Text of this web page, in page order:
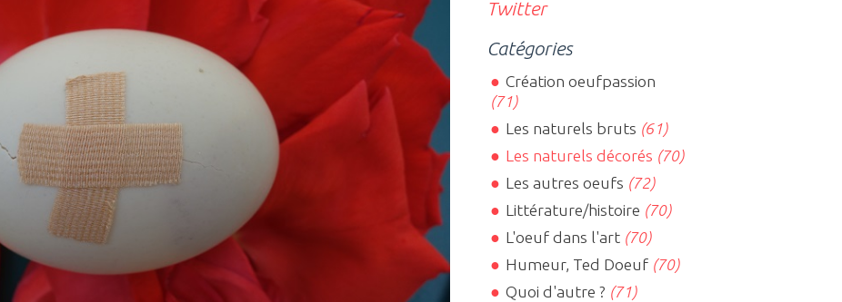
Catégories
Création oeufpassion
(71)
Les naturels bruts (61)
Les naturels décorés (70)
Les autres oeufs (72)
Littérature/histoire (70)
L'oeuf dans l'art(70)
Humeur, Ted Doeuf(70)
Quoi d'autre ? (71)